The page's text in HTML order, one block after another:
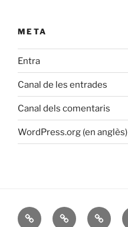
META
Entra
Canal de les entrades
Canal dels comentaris
WordPress.org (en anglès)
Inicio
Sobre
Reiki